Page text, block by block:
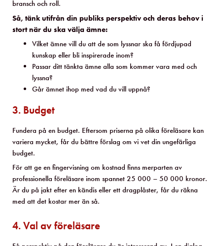
bransch och roll.
Så, tänk utifrån din publiks perspektiv och deras behov i
stort när du ska välja ämne:
Vilket ämne vill du att de som lyssnar ska få fördjupad
kunskap eller bli inspirerade inom?
Passar ditt tänkta ämne alla som kommer vara med och
lyssna?
Går ämnet ihop med vad du vill uppnå?
3. Budget
Fundera på en budget. Eftersom priserna på olika föreläsare kan
variera mycket, får du bättre förslag om vi vet din ungefärliga
budget.
För att ge en fingervisning om kostnad finns merparten av
professionella föreläsare inom spannet 25 000 – 50 000 kronor.
Är du på jakt efter en kändis eller ett dragplåster, får du räkna
med att det kostar mer än så.
4. Val av föreläsare